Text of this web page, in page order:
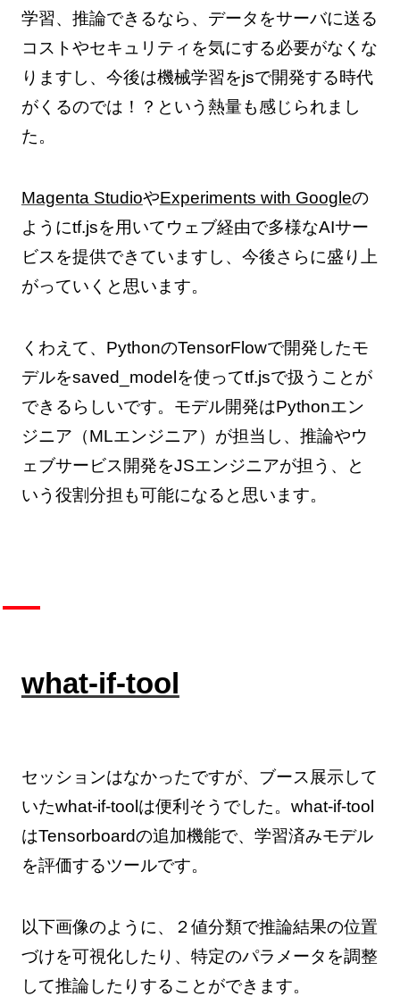
学習、推論できるなら、データをサーバに送る
コストやセキュリティを気にする必要がなくな
りますし、今後は機械学習をjsで開発する時代
がくるのでは！？という熱量も感じられまし
た。
Magenta StudioやExperiments with Googleの
ようにtf.jsを用いてウェブ経由で多様なAIサー
ビスを提供できていますし、今後さらに盛り上
がっていくと思います。
くわえて、PythonのTensorFlowで開発したモ
デルをsaved_modelを使ってtf.jsで扱うことが
できるらしいです。モデル開発はPythonエン
ジニア（MLエンジニア）が担当し、推論やウ
ェブサービス開発をJSエンジニアが担う、と
いう役割分担も可能になると思います。
what-if-tool
セッションはなかったですが、ブース展示して
いたwhat-if-toolは便利そうでした。what-if-tool
はTensorboardの追加機能で、学習済みモデル
を評価するツールです。
以下画像のように、２値分類で推論結果の位置
づけを可視化したり、特定のパラメータを調整
して推論したりすることができます。